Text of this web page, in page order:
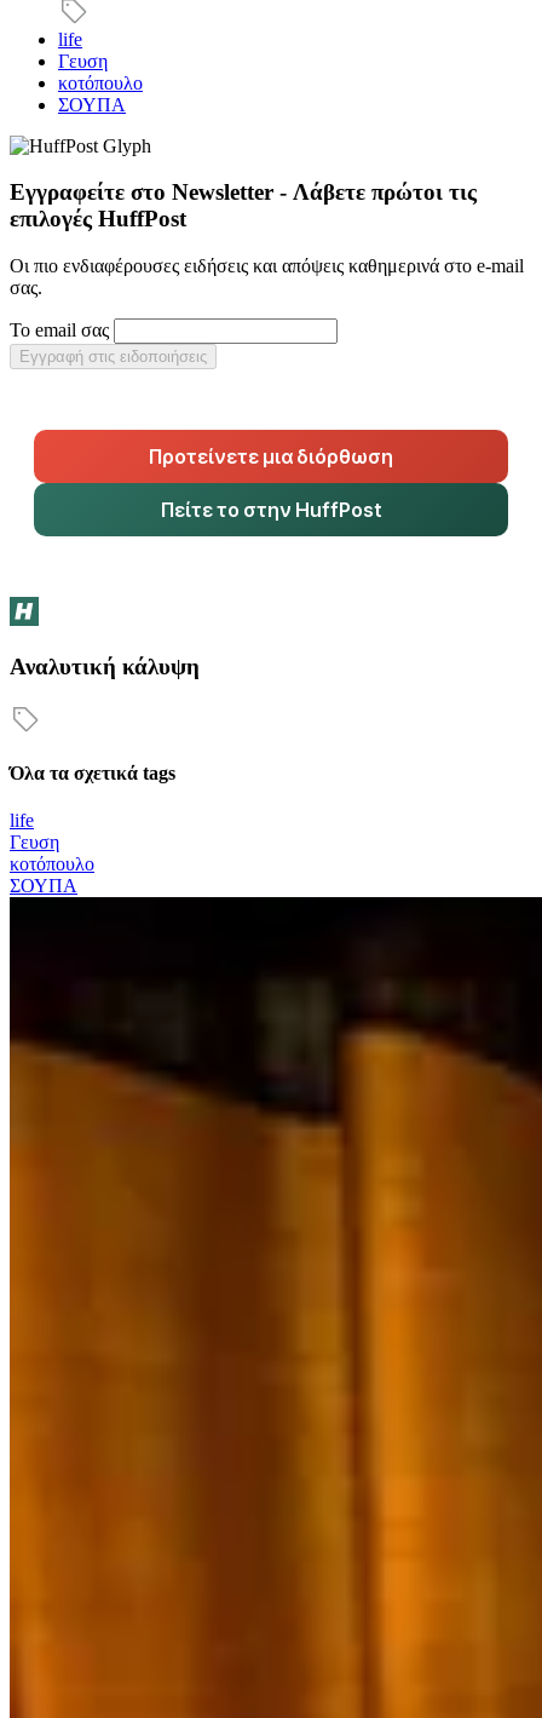
life
Γευση
κοτόπουλο
ΣΟΥΠΑ
Εγγραφείτε στο Newsletter - Λάβετε πρώτοι τις
επιλογές HuffPost
Οι πιο ενδιαφέρουσες ειδήσεις και απόψεις καθημερινά στο e-mail
σας.
Το email σας
Εγγραφή στις ειδοποιήσεις
Προτείνετε μια διόρθωση
Πείτε το στην HuffPost
Αναλυτική κάλυψη
Όλα τα σχετικά tags
life
Γευση
κοτόπουλο
ΣΟΥΠΑ